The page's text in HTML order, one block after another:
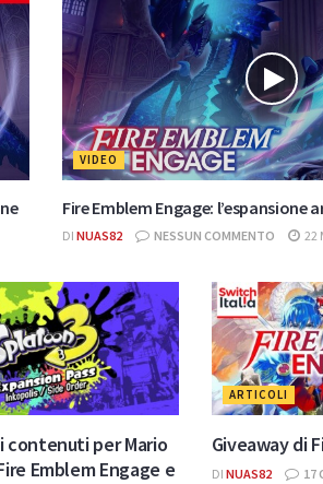
VIDEO
Fire Emblem Engage: l’espansione
DI NUAS82 NESSUN COMMENTO 22
contenuti per Mario
Emblem Engage e
ARTICOLI
Giveaway di
DI NUAS82 17